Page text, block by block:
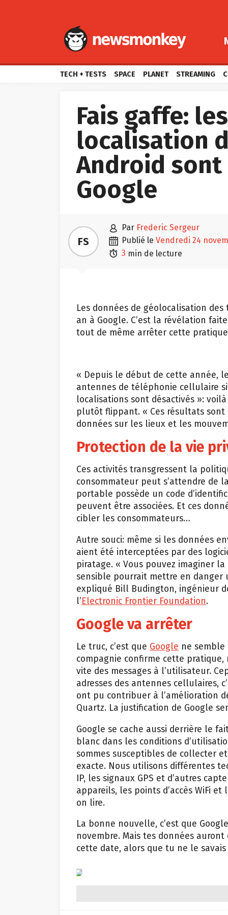
TECH + TESTS SPACE PLANET STREAMING
Fais gaffe:
localisation
Android
Google
FS
 par Frederic Sergeur
 publié le vendredi 24
 3 min de lecture
Les données de géolocalisation
an à Google. C’est la révélation
tout de même arrêter cette
« Depuis le début de cette année,
antennes de téléphonie cellulaire
localisations sont désactivés »:
plutôt flippant. « Ces résultats sont
données sur les lieux et les
Protection de la vie
Ces activités transgressent la
consommateur peut s’attendre de
portable possède un code
peuvent être associées. Et ces
cibler les consommateurs…
Autre souci: même si les données
aient été interceptées par des
piratage. « Vous pouvez imaginer
sensible pourrait mettre en danger
expliqué Bill Budington, ingénieur
l’Electronic Frontier Foundation.
Google va arrêter
Le truc, c’est que Google ne semble
compagnie confirme cette
vite des messages à l’utilisateur.
adresses des antennes cellulaires,
ont pu contribuer à l’amélioration
Quartz. La justification de Google
Google se cache aussi derrière le
blanc dans les conditions
sommes susceptibles de collecter
exacte. Nous utilisons différentes
IP, les signaux GPS et d’autres
appareils, les points d’accès WiFi
on lire.
La bonne nouvelle, c’est que
novembre. Mais tes données
cette date, alors que tu ne le
iStock